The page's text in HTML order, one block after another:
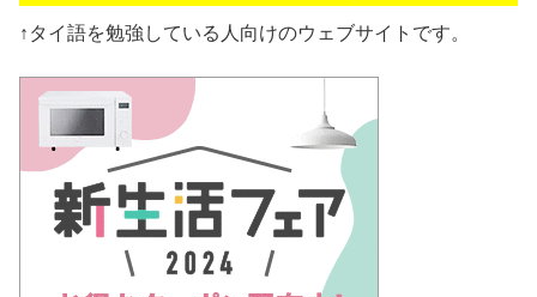
↑タイ語を勉強している人向けのウェブサイトです。